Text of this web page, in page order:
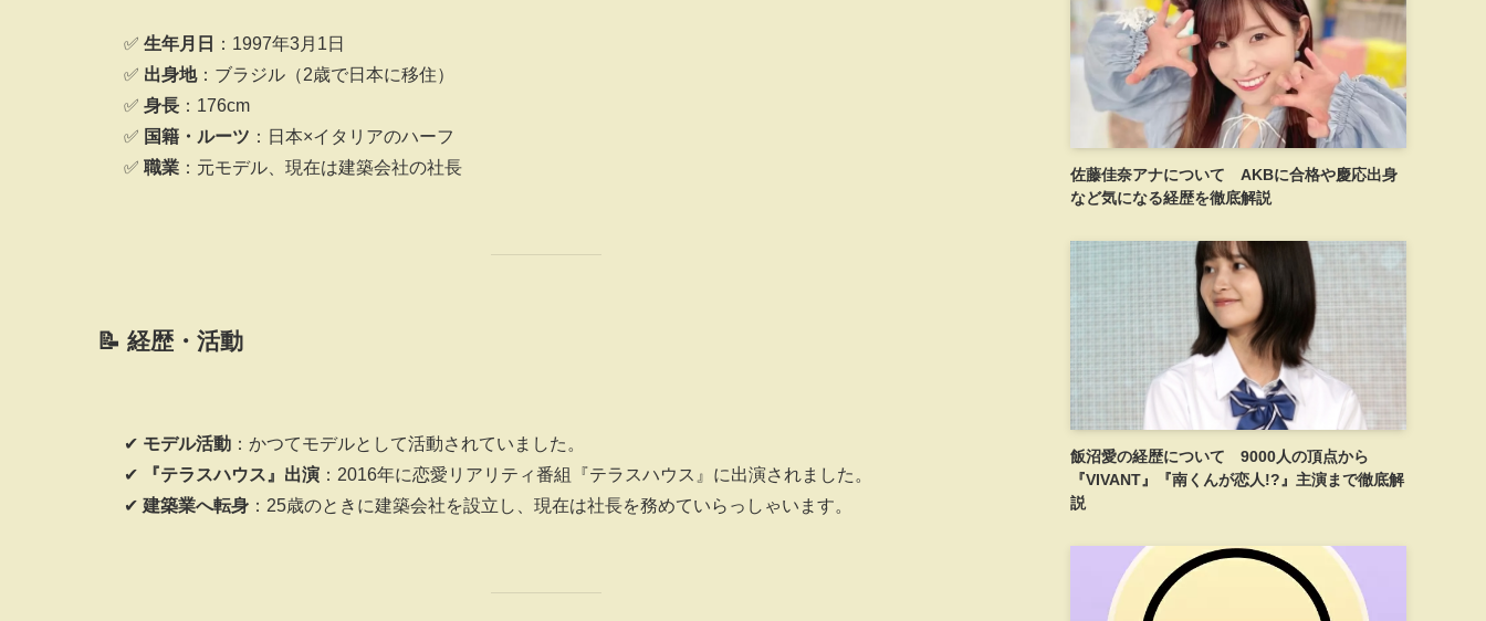
✅ 生年月日
：1997年3月1日
✅ 出身地：ブラジル（2歳で日本に移住）
✅ 身長 ：176cm
✅ 国籍・ルーツ ：日本×イタリアのハーフ
✅ 職業 ：元モデル、現在は建築会社の社長
📝 経歴・活動
✔ モデル活動 ：かつてモデルとして活動されていました。
✔
『テラスハウス』出演 ：2016年に恋愛リアリティ番組『テラスハウス』に出演されました。
✔ 建築業へ転身 ：25歳のときに建築会社を設立し、現在は社長を務めていらっしゃいます。
佐藤佳奈アナについて AKBに合格や慶応出身
など気になる経歴を徹底解説
飯沼愛の経歴について 9000人の頂点から
『VIVANT』『南くんが恋人!?』主演まで徹底解
説